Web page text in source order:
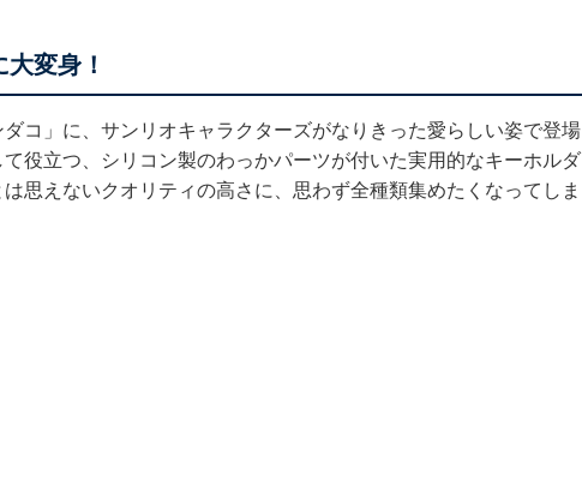
変身！
コ」に、サンリオキャラクターズがなりきった愛らしい姿で登場
役立つ、シリコン製のわっかパーツが付いた実用的なキーホルダ
思えないクオリティの高さに、思わず全種類集めたくなってしま